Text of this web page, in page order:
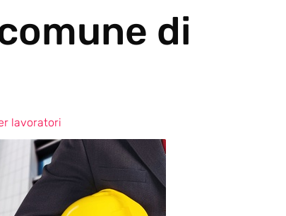
di
lavoratori